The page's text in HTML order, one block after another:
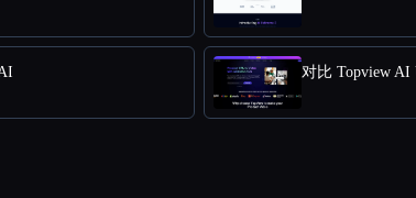
对比 Topview AI